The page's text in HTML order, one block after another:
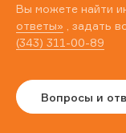
Вы можете найти
ответы» , задать
(343) 311-00-89
Вопросы и